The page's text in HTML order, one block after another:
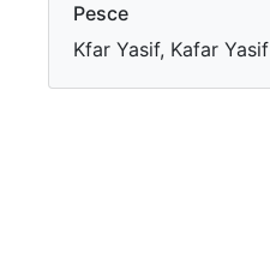
Pesce
Kfar Yasif, Kafar Yasif